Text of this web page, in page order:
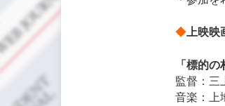
◆ 上映
「標的の
監督：三
音楽：